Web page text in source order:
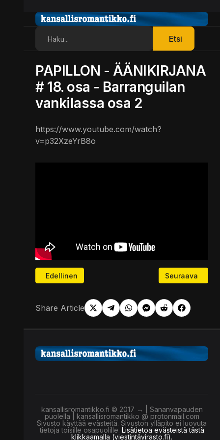
Etsi
PAPILLON - ÄÄNIKIRJANA
# 18. osa - Barranguilan
vankilassa osa 2
https://www.youtube.com/watch?
v=p32XzeYrB8o
Edellinen artikkeli: Illan hämärtyessä geopolitiikan
Edellinen Seuraava
Seuraava
Share Article
kansallisromantikko.fi © 2017 → | Sananvapauden
puolella | kansallisromantikko @ protonmail.com
Sivusto käyttää evästeitä. Sivuston ylläpito ei luovuta
tietoja toisille osapuolille. Lisätietoa evästeistä tästä
klikkaamalla (viestintävirasto.fi).